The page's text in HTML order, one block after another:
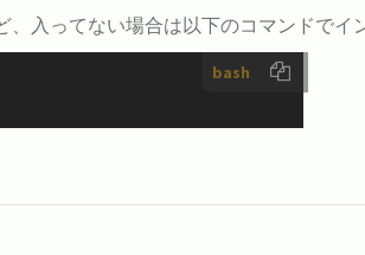
入ってない場合は以下のコマンドでイ
bash